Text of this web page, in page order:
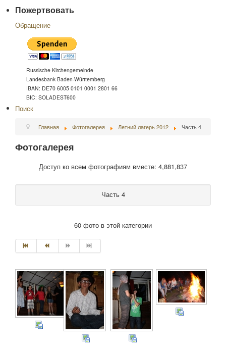
Пожертвовать
Обращение
Russische Kirchengemeinde
Landesbank Baden-Württemberg
IBAN: DE70 6005 0101 0001 2801 66
BIC: SOLADEST600
Поиск
Главная Фотогалерея Летний лагерь 2012 Часть 4
Фотогалерея
Доступ ко всем фотографиям вместе: 4,881,837
Часть 4
60 фото в этой категории